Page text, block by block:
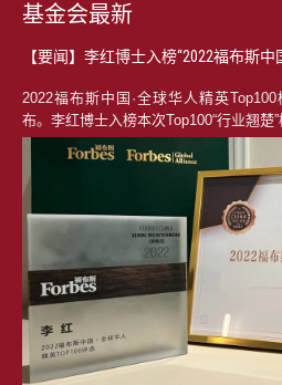
基金会最新
【要闻】李红博士入榜“2022福布斯中
2022福布斯中国·全球华人精英
布。李红博士入榜本次Top100“行业翘楚”